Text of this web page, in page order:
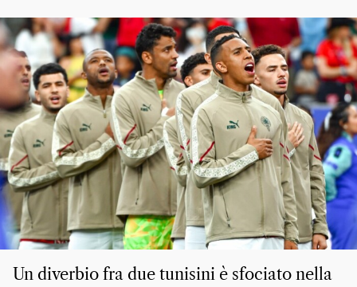
Un diverbio fra due tunisini è sfociato nella